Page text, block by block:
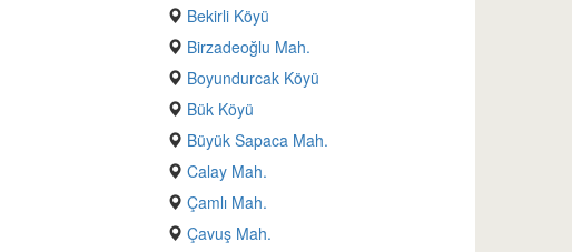
Bekirli Köyü
Birzadeoğlu Mah.
Boyundurcak Köyü
Bük Köyü
Büyük Sapaca Mah.
Calay Mah.
Çamlı Mah.
Çavuş Mah.